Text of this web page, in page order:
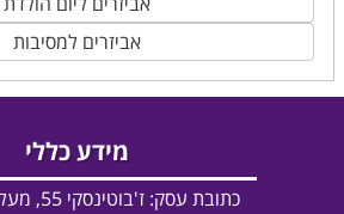
אביזרים למסיבות
מידע כללי
כתובת עסק: ז'בוטינסקי 55, מעלות תרשיחא